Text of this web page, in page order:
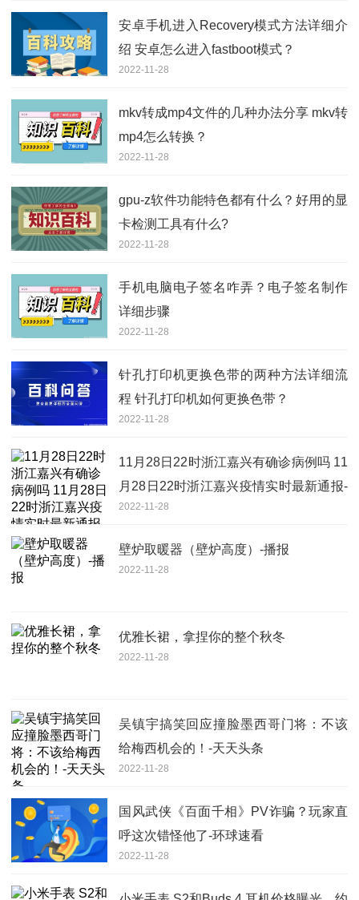
安卓手机进入Recovery模式方法详细介
绍 安卓怎么进入fastboot模式？
2022-11-28
mkv转成mp4文件的几种办法分享 mkv转
mp4怎么转换？
2022-11-28
gpu-z软件功能特色都有什么？好用的显
卡检测工具有什么?
2022-11-28
手机电脑电子签名咋弄？电子签名制作
详细步骤
2022-11-28
针孔打印机更换色带的两种方法详细流
程 针孔打印机如何更换色带？
2022-11-28
11月28日22时浙江嘉兴有确诊病例吗 11
月28日22时浙江嘉兴疫情实时最新通报-
天天热讯
2022-11-28
壁炉取暖器（壁炉高度）-播报
2022-11-28
优雅长裙，拿捏你的整个秋冬
2022-11-28
吴镇宇搞笑回应撞脸墨西哥门将：不该
给梅西机会的！-天天头条
2022-11-28
国风武侠《百面千相》PV诈骗？玩家直
呼这次错怪他了-环球速看
2022-11-28